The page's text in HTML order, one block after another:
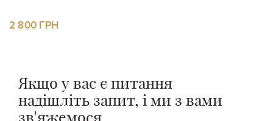
2 800 ГРН
Якщо у вас є питання
надішліть запит, і ми з вами
контакти
контакти
Ваше ім'я Ваш телефон